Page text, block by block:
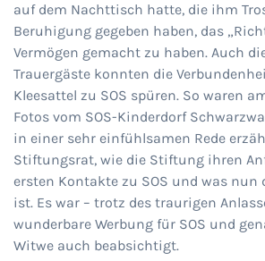
auf dem Nachttisch hatte, die ihm
Beruhigung gegeben haben, das
Vermögen gemacht zu haben. Auch
Trauergäste konnten die
Kleesattel zu SOS spüren. So waren
Fotos vom SOS-Kinderdorf
in einer sehr einfühlsamen Rede
Stiftungsrat, wie die Stiftung ihren
ersten Kontakte zu SOS und was nun
ist. Es war – trotz des traurigen
wunderbare Werbung für SOS und
Witwe auch beabsichtigt.